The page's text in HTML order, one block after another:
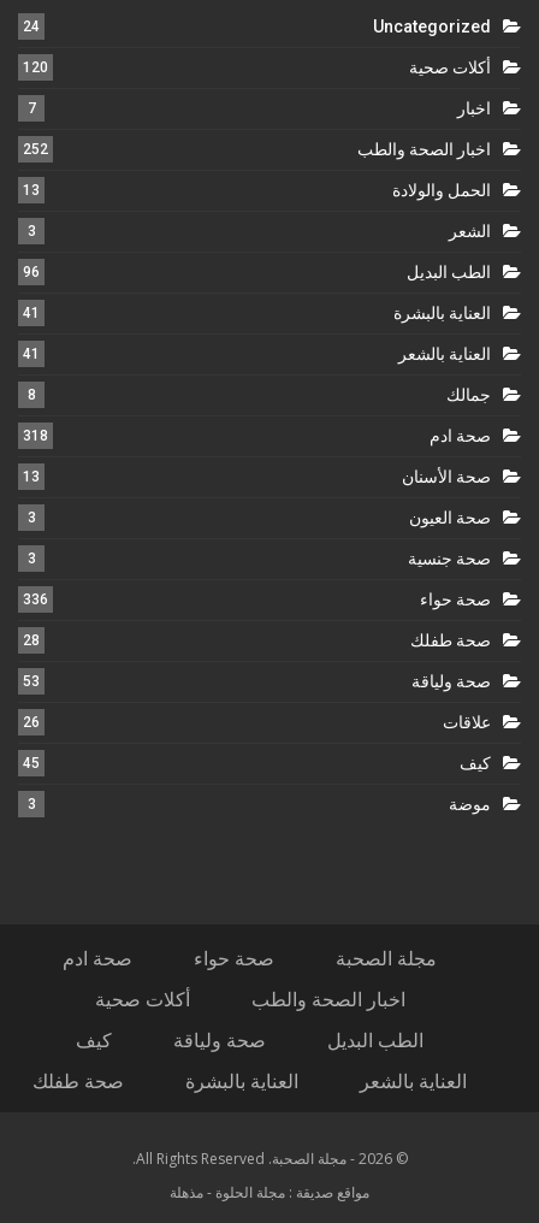
Uncategorized
24
أكلات صحية 120
اخبار 7
اخبار الصحة والطب 252
الحمل والولادة 13
الشعر 3
الطب البديل 96
العناية بالبشرة 41
العناية بالشعر 41
جمالك 8
صحة ادم 318
صحة الأسنان 13
صحة العيون 3
صحة جنسية 3
صحة حواء 336
صحة طفلك 28
صحة ولياقة 53
علاقات 26
كيف 45
موضة 3
مجلة الصحبة صحة حواء
صحة ادم
اخبار الصحة والطب
أكلات صحية
الطب البديل
صحة ولياقة
كيف
العناية بالشعر
العناية بالبشرة صحة طفلك
© 2026 - مجلة الصحبة. All Rights Reserved.
مواقع صديقة : مجلة الحلوة -مذهلة